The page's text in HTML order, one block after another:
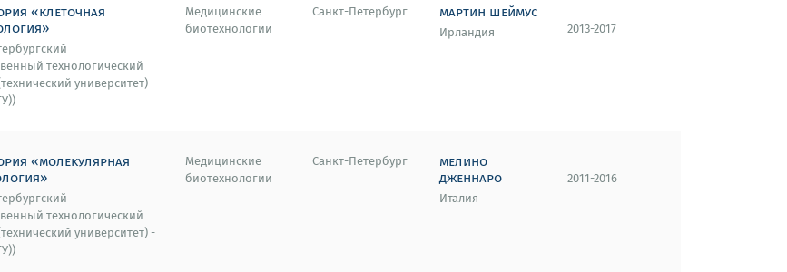
«клеточная
технологический
университет) -
Медицинские
биотехнологии
Санкт-Петербург мартин шеймус
Ирландия 2013-2017
«молекулярная
технологический
университет) -
Медицинские
биотехнологии
Санкт-Петербург
мелино
дженнаро
Италия
2011-2016